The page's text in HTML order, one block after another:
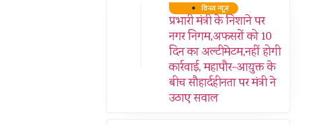
विन्ध्य न्यूज़
प्रभारी मंत्री के निशाने पर
नगर निगम,अफसरों को 10
दिन का अल्टीमेटम,नहीं होगी
कार्रवाई, महापौर-आयुक्त के
बीच सौहार्दहीनता पर मंत्री ने
उठाए सवाल